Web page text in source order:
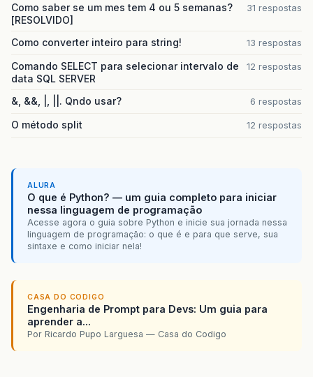
Como saber se um mes tem 4 ou 5 semanas?
[RESOLVIDO]
31 respostas
Como converter inteiro para string! 13 respostas
Comando SELECT para selecionar intervalo de
data SQL SERVER
12 respostas
&, &&, |, ||. Qndo usar? 6 respostas
O método split 12 respostas
ALURA
O que é Python? — um guia completo para iniciar
nessa linguagem de programação
Acesse agora o guia sobre Python e inicie sua jornada nessa
linguagem de programação: o que é e para que serve, sua
sintaxe e como iniciar nela!
CASA DO CODIGO
Engenharia de Prompt para Devs: Um guia para
aprender a...
Por Ricardo Pupo Larguesa — Casa do Codigo